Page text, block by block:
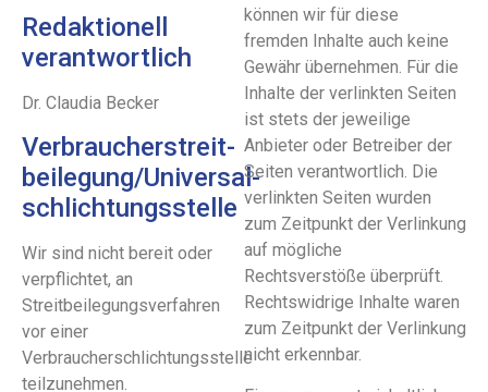
Redaktionell
verantwortlich
Dr. Claudia Becker
Verbraucher­streit­
beilegung/Universal­
schlichtungs­stelle
Wir sind nicht bereit oder
verpflichtet, an
Streitbeilegungsverfahren
vor einer
Verbraucherschlichtungsstelle
teilzunehmen.
können wir für diese
fremden Inhalte auch keine
Gewähr übernehmen. Für die
Inhalte der verlinkten Seiten
ist stets der jeweilige
Anbieter oder Betreiber der
Seiten verantwortlich. Die
verlinkten Seiten wurden
zum Zeitpunkt der Verlinkung
auf mögliche
Rechtsverstöße überprüft.
Rechtswidrige Inhalte waren
zum Zeitpunkt der Verlinkung
nicht erkennbar.